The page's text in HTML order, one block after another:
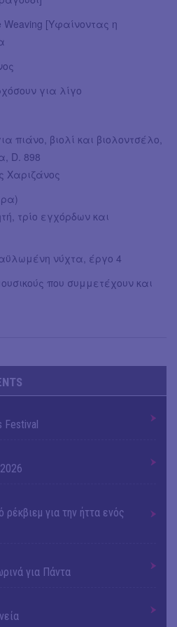
[Yφαίνοντας η
για λίγο
πιάνο, βιολί και βιολοντσέλο,
D. 898
Χαριζάνος
τρίο εγχόρδων και
νύχτα, έργο 4
που συμμετέχουν και
για την ήττα ενός
για Πάντα